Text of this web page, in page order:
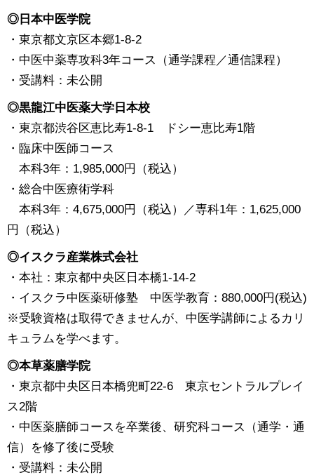
◎日本中医学院
・東京都文京区本郷1-8-2
・中医中薬専攻科3年コース（通学課程／通信課程）
・受講料：未公開
◎黒龍江中医薬大学日本校
・東京都渋谷区恵比寿1-8-1 ドシー恵比寿1階
・臨床中医師コース
本科3年：1,985,000円（税込）
・総合中医療術学科
本科3年：4,675,000円（税込）／専科1年：1,625,000
円（税込）
◎イスクラ産業株式会社
・本社：東京都中央区日本橋1-14-2
・イスクラ中医薬研修塾 中医学教育：880,000円(税込)
※受験資格は取得できませんが、中医学講師によるカリ
キュラムを学べます。
◎本草薬膳学院
・東京都中央区日本橋兜町22-6 東京セントラルプレイ
ス2階
・中医薬膳師コースを卒業後、研究科コース（通学・通
信）を修了後に受験
・受講料：未公開